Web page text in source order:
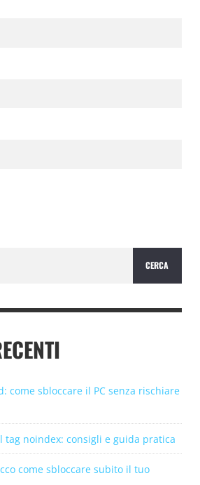
come sbloccare il PC senza rischiare
tag noindex: consigli e guida pratica
come sbloccare subito il tuo